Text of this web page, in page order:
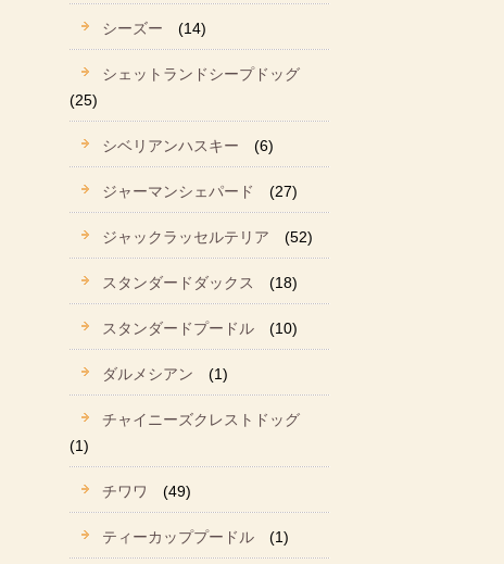
シーズー (14)
シェットランドシープドッグ
(25)
シベリアンハスキー (6)
ジャーマンシェパード (27)
ジャックラッセルテリア (52)
スタンダードダックス (18)
スタンダードプードル (10)
ダルメシアン (1)
チャイニーズクレストドッグ
(1)
チワワ (49)
ティーカッププードル (1)